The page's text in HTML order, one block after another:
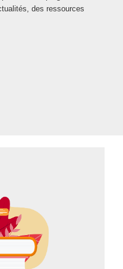
de santé. Découvrez-là